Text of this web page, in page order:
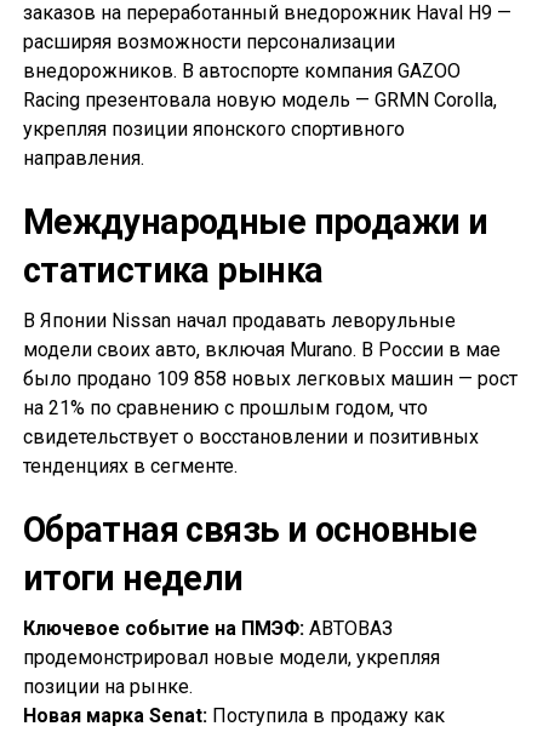
заказов на переработанный внедорожник Haval H9 —
расширяя возможности персонализации
внедорожников. В автоспорте компания GAZOO
Racing презентовала новую модель — GRMN Corolla,
укрепляя позиции японского спортивного
направления.
Международные продажи и
статистика рынка
В Японии Nissan начал продавать леворульные
модели своих авто, включая Murano. В России в мае
было продано 109 858 новых легковых машин — рост
на 21% по сравнению с прошлым годом, что
свидетельствует о восстановлении и позитивных
тенденциях в сегменте.
Обратная связь и основные
итоги недели
Ключевое событие на ПМЭФ:АВТОВАЗ
продемонстрировал новые модели, укрепляя
позиции на рынке.
Новая марка Senat:Поступила в продажу как